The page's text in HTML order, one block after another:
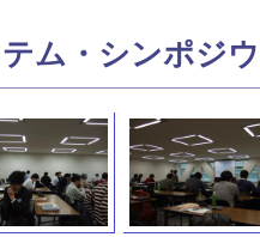
ム・シンポジ